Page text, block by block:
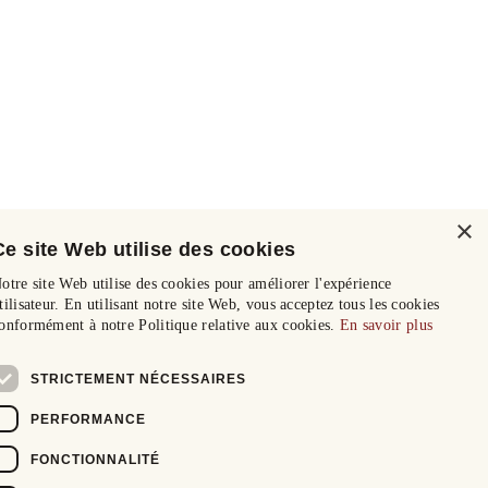
×
site Web utilise des cookies
site Web utilise des cookies pour améliorer l'expérience
En utilisant notre site Web, vous acceptez tous les cookies
à notre Politique relative aux cookies. En savoir plus
STRICTEMENT NÉCESSAIRES
PERFORMANCE
FONCTIONNALITÉ